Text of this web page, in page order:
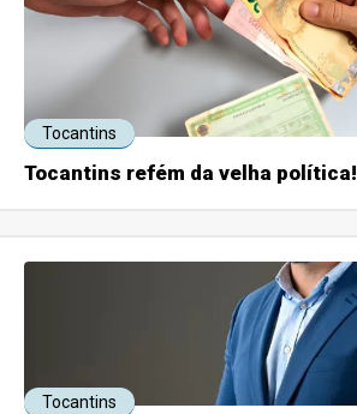
Tocantins
Tocantins refém da velha política!
Tocantins